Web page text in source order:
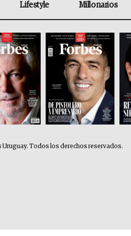
Lifestyle Millonarios
Todos los derechos reservados.